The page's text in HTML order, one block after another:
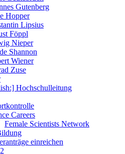
Gutenberg
Hopper
Lipsius
Föppl
Nieper
Shannon
Wiener
Zuse
Hochschulleitung
Careers
Female Scientists Network
einreichen